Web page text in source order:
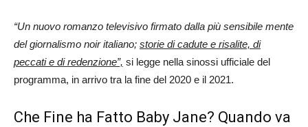
“Un nuovo romanzo televisivo firmato dalla più sensibile mente
del giornalismo noir italiano; storie di cadute e risalite, di
peccati e di redenzione”, si legge nella sinossi ufficiale del
programma, in arrivo tra la fine del 2020 e il 2021.
Che Fine ha Fatto Baby Jane? Quando va